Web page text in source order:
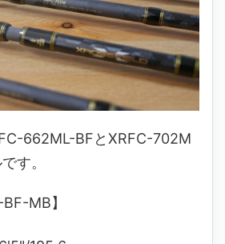
662ML-BFとXRFC-702M
す。
MB】